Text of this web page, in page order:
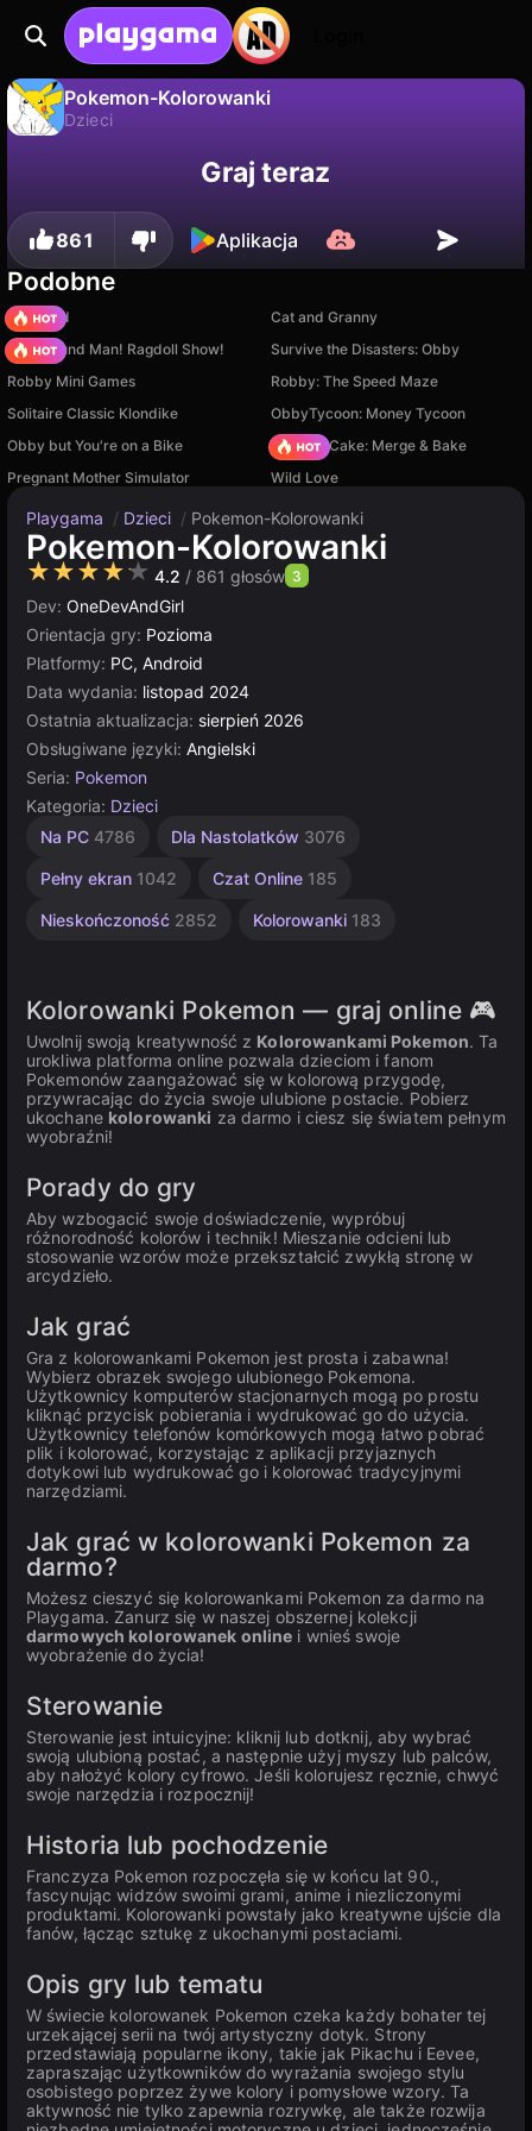
Pokemon-Kolorowanki
Dzieci
Zapisz postępy! Nie
Graj teraz
861 Aplikacja
Podobne
TB World
Cat and Granny
Playground Man! Ragdoll Show!
Survive the Disasters: Obby
Robby Mini Games
Robby: The Speed Maze
Solitaire Classic Klondike
ObbyTycoon: Money Tycoon
Obby but You're on a Bike
Piece of Cake: Merge & Bake
Pregnant Mother Simulator
Wild Love
Playgama / Dzieci / Pokemon-Kolorowanki
Pokemon-Kolorowanki
★★★★★ 4.2 / 861 głosów 3
Dev: OneDevAndGirl
Orientacja gry: Pozioma
Platformy: PC, Android
Data wydania: listopad 2024
Ostatnia aktualizacja: sierpień 2026
Obsługiwane języki: Angielski
Seria: Pokemon
Kategoria: Dzieci
Na PC 4786 Dla Nastolatków 3076
Pełny ekran 1042 Czat Online 185
Nieskończoność 2852 Kolorowanki 183
Komputerowe
Dla
276
Rosyjskie
Proste
Dla
1480
Multiplayer
Kolorowanki Pokemon — graj online 🎮
Uwolnij swoją kreatywność z Kolorowankami Pokemon. Ta
urokliwa platforma online pozwala dzieciom i fanom
Pokemonów zaangażować się w kolorową przygodę,
przywracając do życia swoje ulubione postacie. Pobierz
ukochane kolorowanki za darmo i ciesz się światem pełnym
wyobraźni!
Porady do gry
Aby wzbogacić swoje doświadczenie, wypróbuj
różnorodność kolorów i technik! Mieszanie odcieni lub
stosowanie wzorów może przekształcić zwykłą stronę w
arcydzieło.
Jak grać
Gra z kolorowankami Pokemon jest prosta i zabawna!
Wybierz obrazek swojego ulubionego Pokemona.
Użytkownicy komputerów stacjonarnych mogą po prostu
kliknąć przycisk pobierania i wydrukować go do użycia.
Użytkownicy telefonów komórkowych mogą łatwo pobrać
plik i kolorować, korzystając z aplikacji przyjaznych
dotykowi lub wydrukować go i kolorować tradycyjnymi
narzędziami.
Jak grać w kolorowanki Pokemon za
darmo?
Możesz cieszyć się kolorowankami Pokemon za darmo na
Playgama. Zanurz się w naszej obszernej kolekcji
darmowych kolorowanek online i wnieś swoje
wyobrażenie do życia!
Sterowanie
Sterowanie jest intuicyjne: kliknij lub dotknij, aby wybrać
swoją ulubioną postać, a następnie użyj myszy lub palców,
aby nałożyć kolory cyfrowo. Jeśli kolorujesz ręcznie, chwyć
swoje narzędzia i rozpocznij!
Historia lub pochodzenie
Franczyza Pokemon rozpoczęła się w końcu lat 90.,
fascynując widzów swoimi grami, anime i niezliczonymi
produktami. Kolorowanki powstały jako kreatywne ujście dla
fanów, łącząc sztukę z ukochanymi postaciami.
Opis gry lub tematu
W świecie kolorowanek Pokemon czeka każdy bohater tej
urzekającej serii na twój artystyczny dotyk. Strony
przedstawiają popularne ikony, takie jak Pikachu i Eevee,
zapraszając użytkowników do wyrażania swojego stylu
osobistego poprzez żywe kolory i pomysłowe wzory. Ta
aktywność nie tylko zapewnia rozrywkę, ale także rozwija